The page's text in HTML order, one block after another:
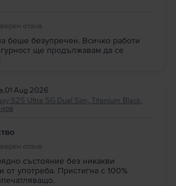
отзив
беше безупречен. Всичко работи
ще продължавам да се
,01 Aug 2026
S25 Ultra 5G Dual Sim, Titanium Black,
отзив
състояние без никакви
от употреба. Пристигна с 100%